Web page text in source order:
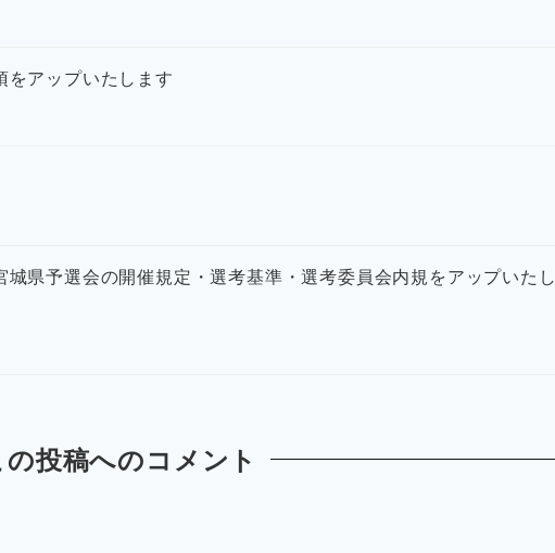
をアップいたします
城県予選会の開催規定・選考基準・選考委員会内規をアップいたし
の投稿へのコメント